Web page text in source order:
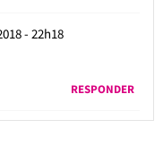
- 22h18
RESPONDER